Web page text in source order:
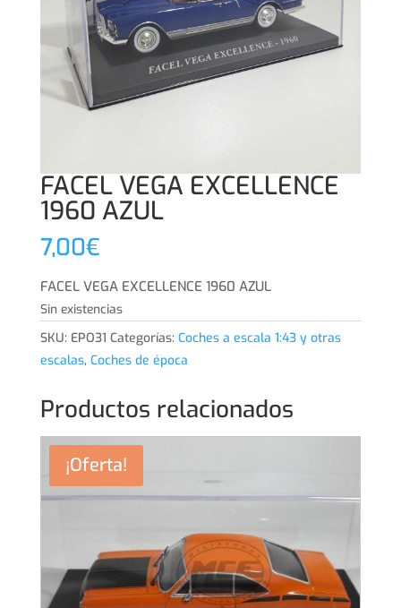
FACEL VEGA EXCELLENCE
1960 AZUL
7,00€
FACEL VEGA EXCELLENCE 1960 AZUL
Sin existencias
SKU: EPO31 Categorías: Coches a escala 1:43 y otras
escalas, Coches de época
Productos relacionados
¡Oferta!